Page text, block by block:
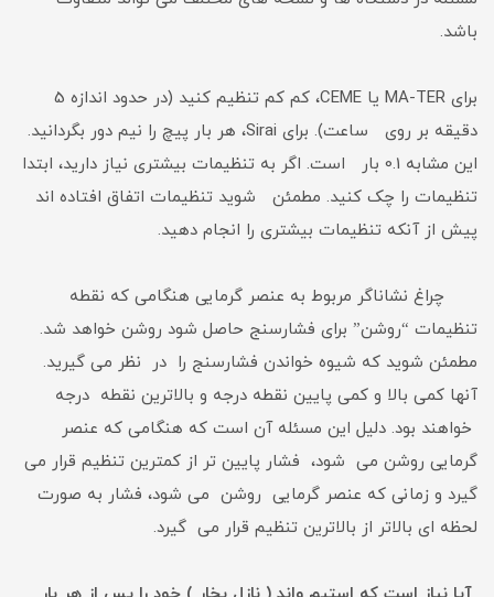
باشد.
برای MA-TER یا CEME، کم کم تنظیم کنید (در حدود اندازه 5
دقیقه بر روی ساعت). برای Sirai، هر بار پیچ را نیم دور بگردانید.
این مشابه 0.1 بار است. اگر به تنظیمات بیشتری نیاز دارید، ابتدا
تنظیمات را چک کنید. مطمئن شوید تنظیمات اتفاق افتاده اند
پیش از آنکه تنظیمات بیشتری را انجام دهید.
چراغ نشاناگر مربوط به عنصر گرمایی هنگامی که نقطه
تنظیمات “روشن” برای فشارسنج حاصل شود روشن خواهد شد.
مطمئن شوید که شیوه خواندن فشارسنج را در نظر می گیرید.
آنها کمی بالا و کمی پایین نقطه درجه و بالاترین نقطه درجه
خواهند بود. دلیل این مسئله آن است که هنگامی که عنصر
گرمایی روشن می شود، فشار پایین تر از کمترین تنظیم قرار می
گیرد و زمانی که عنصر گرمایی روشن می شود، فشار به صورت
لحظه ای بالاتر از بالاترین تنظیم قرار می گیرد.